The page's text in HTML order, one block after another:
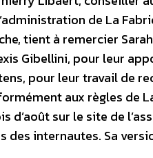
de La
tient à remercier
Gibellini, pour leur
pour leur travail de
aux règles de
d’août sur le site de
des internautes. Sa